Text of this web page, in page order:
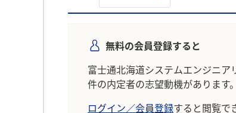
無料の会員登録すると
富士通北海道システムエンジニア
件の内定者の志望動機があります。
ログイン／会員登録すると閲覧で